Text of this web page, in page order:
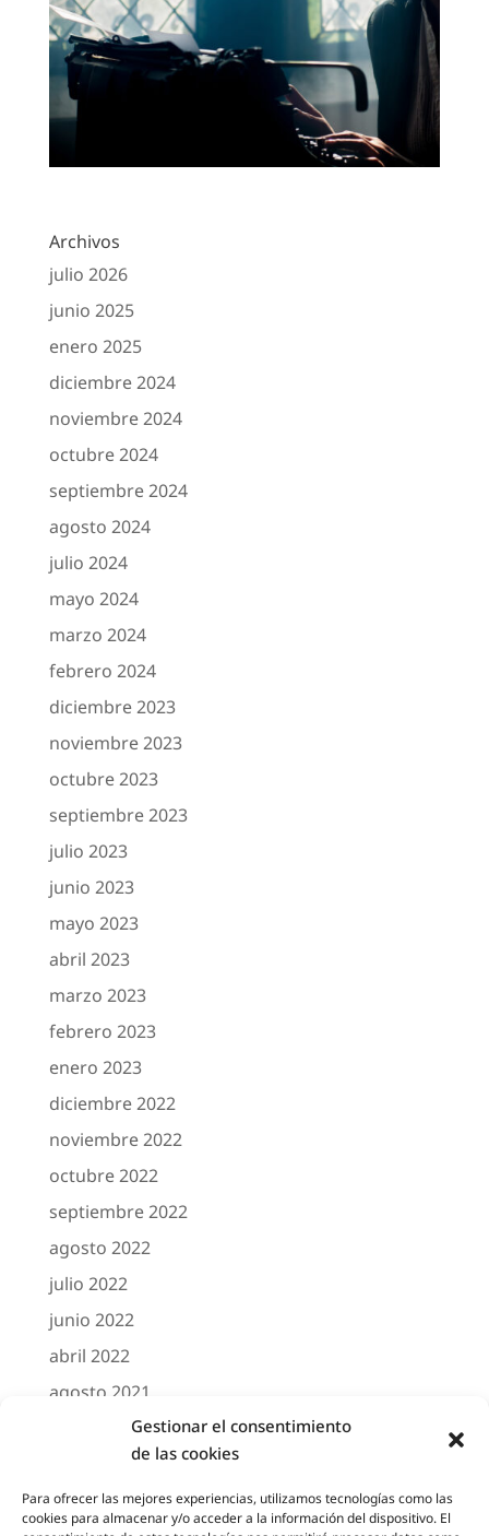
Gestionar el consentimiento
de las cookies
Para ofrecer las mejores experiencias, utilizamos tecnologías como las
cookies para almacenar y/o acceder a la información del dispositivo. El
Archivos
julio 2026
junio 2025
enero 2025
diciembre 2024
noviembre 2024
octubre 2024
septiembre 2024
agosto 2024
julio 2024
mayo 2024
marzo 2024
febrero 2024
diciembre 2023
noviembre 2023
octubre 2023
septiembre 2023
julio 2023
junio 2023
mayo 2023
abril 2023
marzo 2023
febrero 2023
enero 2023
diciembre 2022
noviembre 2022
octubre 2022
septiembre 2022
agosto 2022
julio 2022
junio 2022
abril 2022
agosto 2021
marzo 2021
febrero 2021
octubre 2020